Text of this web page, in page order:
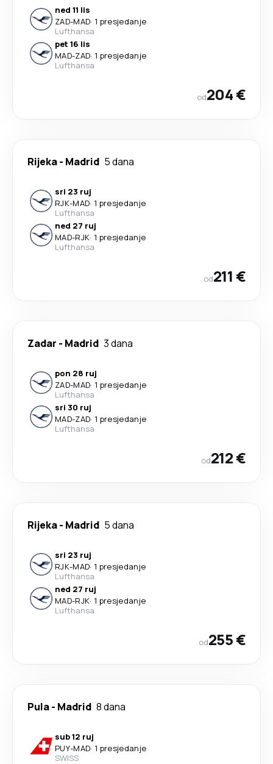
ned 11 lis
ZAD-MAD· 1 presjedanje
Lufthansa
pet 16 lis
MAD-ZAD· 1 presjedanje
Lufthansa
od204 €
Rijeka- Madrid 5 dana
sri 23 ruj
RJK-MAD· 1 presjedanje
Lufthansa
ned 27 ruj
MAD-RJK· 1 presjedanje
Lufthansa
od211 €
Zadar - Madrid 3 dana
pon 28 ruj
ZAD-MAD· 1 presjedanje
Lufthansa
sri 30 ruj
MAD-ZAD· 1 presjedanje
Lufthansa
od212 €
Rijeka- Madrid 5 dana
sri 23 ruj
RJK-MAD· 1 presjedanje
Lufthansa
ned 27 ruj
MAD-RJK· 1 presjedanje
Lufthansa
od255 €
Pula- Madrid 8 dana
sub 12 ruj
PUY-MAD· 1 presjedanje
SWISS